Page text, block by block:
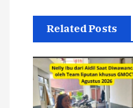
Related Posts